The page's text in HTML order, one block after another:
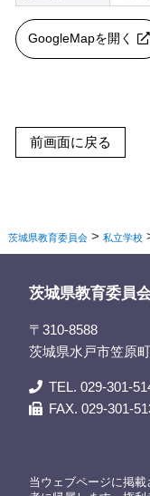
GoogleMapを開く
茨城県教育委員会 >私立学校
茨城県教育委員
〒310-8588
茨城県水戸市笠原
TEL. 029-301-
FAX. 029-301-
当ウェブページに掲